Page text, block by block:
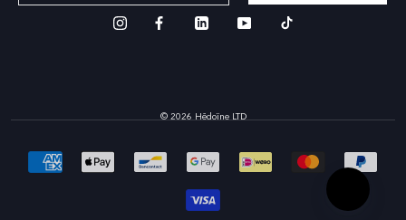
© 2026 Hēdoïne LTD